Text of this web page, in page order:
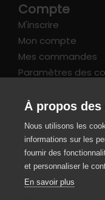
À propos
Nous utilisons les
informations sur les
fournir des
et personnaliser le
En savoir plus
Compte
M'inscrire
Mon compte
Mes commandes
Paramètres des
Informations
FAQ
Livraison et retours
CGV / Mentions
Paiement sécurisé
SIRET